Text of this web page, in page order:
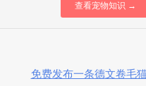
查看宠物知识 →
免费发布一条德文卷毛